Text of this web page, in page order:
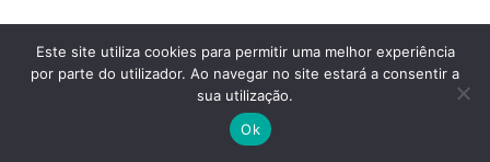
Este site utiliza cookies para permitir uma melhor experiência
por parte do utilizador. Ao navegar no site estará a consentir a
sua utilização.
Ok